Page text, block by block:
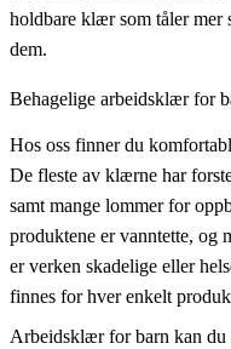
holdbare klær som tåler mer
dem.
Behagelige arbeidsklær for
Hos oss finner du
De fleste av klærne har
samt mange lommer for
produktene er vanntette, og
er verken skadelige eller
finnes for hver enkelt
Arbeidsklær for barn kan du